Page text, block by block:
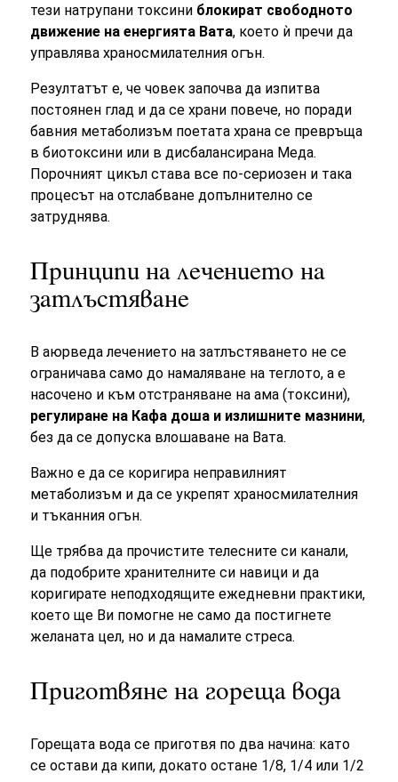
тези натрупани токсини блокират свободното
движение на енергията Вата, което ѝ пречи да
управлява храносмилателния огън.
Резултатът е, че човек започва да изпитва
постоянен глад и да се храни повече, но поради
бавния метаболизъм поетата храна се превръща
в биотоксини или в дисбалансирана Меда.
Порочният цикъл става все по-сериозен и така
процесът на отслабване допълнително се
затруднява.
Принципи на лечението на
затлъстяване
В аюрведа лечението на затлъстяването не се
ограничава само до намаляване на теглото, а е
насочено и към отстраняване на aмa (токсини),
регулиране на Кафа доша и излишните мазнини,
без да се допуска влошаване на Вата.
Важно е да се коригира неправилният
метаболизъм и да се укрепят храносмилателния
и тъканния огън.
Ще трябва да прочистите телесните си канали,
да подобрите хранителните си навици и да
коригирате неподходящите ежедневни практики,
което ще Ви помогне не само да постигнете
желаната цел, но и да намалите стреса.
Приготвяне на гореща вода
Горещата вода се приготвя по два начина: като
се остави да кипи, докато остане 1/8, 1/4 или 1/2